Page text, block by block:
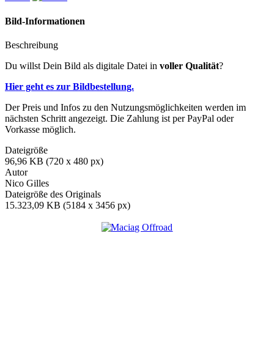
Bild-Informationen
Beschreibung
Du willst Dein Bild als digitale Datei in voller Qualität?
Hier geht es zur Bildbestellung.
Der Preis und Infos zu den Nutzungsmöglichkeiten werden im
nächsten Schritt angezeigt. Die Zahlung ist per PayPal oder
Vorkasse möglich.
Dateigröße
96,96 KB (720 x 480 px)
Autor
Nico Gilles
Dateigröße des Originals
15.323,09 KB (5184 x 3456 px)